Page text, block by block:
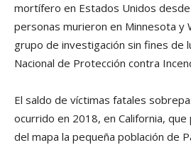
mortífero en Estados Unidos
personas murieron en Minnesota y
grupo de investigación sin fines de
Nacional de Protección contra
El saldo de víctimas fatales
ocurrido en 2018, en California,
del mapa la pequeña población de